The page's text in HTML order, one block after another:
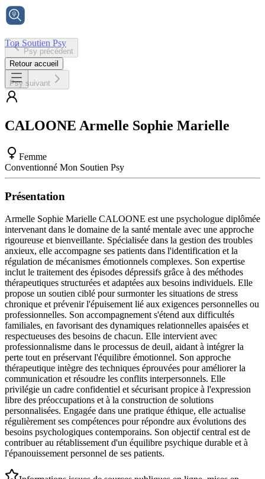
Ton Soutien Psy
Accueil
Psy précédent
Retour accueil
Psy suivant
CALOONE Armelle Sophie Marielle
Femme
Conventionné Mon Soutien Psy
Présentation
Armelle Sophie Marielle CALOONE est une psychologue diplômée
intervenant dans le domaine de la santé mentale avec une approche
rigoureuse et bienveillante. Spécialisée dans la gestion des troubles
anxieux, elle accompagne ses patients dans l'identification et la
régulation de mécanismes émotionnels complexes. Son expertise
inclut le traitement des épisodes dépressifs grâce à des méthodes
thérapeutiques structurées et adaptées aux besoins individuels. Elle
propose un soutien ciblé pour surmonter les situations de stress
chronique et prévenir l'épuisement lié aux exigences personnelles ou
professionnelles. Son accompagnement s'étend aux difficultés
familiales, en favorisant des dynamiques relationnelles apaisées et
respectueuses des besoins de chacun. Elle intervient avec
professionnalisme dans le processus de deuil, aidant à intégrer la
perte tout en préservant l'équilibre émotionnel. Son approche
thérapeutique intègre des techniques éprouvées pour améliorer la
communication et résoudre les conflits interpersonnels. Elle
privilégie un cadre confidentiel et sécurisant propice à l'expression
libre des préoccupations et à la construction de solutions
personnalisées. Engagée dans une pratique éthique, elle actualise
régulièrement ses compétences pour répondre aux évolutions des
besoins psychologiques contemporains. Son objectif central est de
contribuer au rétablissement d'un équilibre psychique durable et à
l'épanouissement personnel de ses patients.